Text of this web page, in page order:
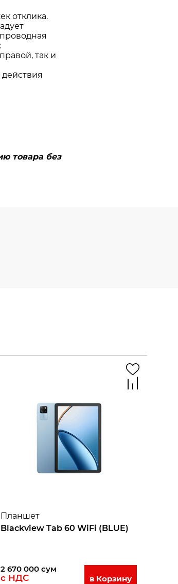
Планшет
Blackview Tab 60 WiFi (BLUE)
2 670 000 сум
с НДС в Корзину